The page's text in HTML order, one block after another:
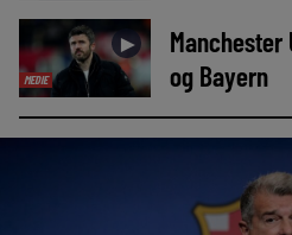
MEDIE
►
og Bayern